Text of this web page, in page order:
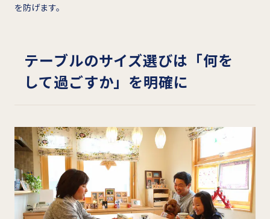
を防げます。
テーブルのサイズ選びは「何を
して過ごすか」を明確に